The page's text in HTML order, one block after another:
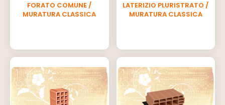
FORATO COMUNE /
MURATURA CLASSICA
LATERIZIO PLURISTRATO /
MURATURA CLASSICA